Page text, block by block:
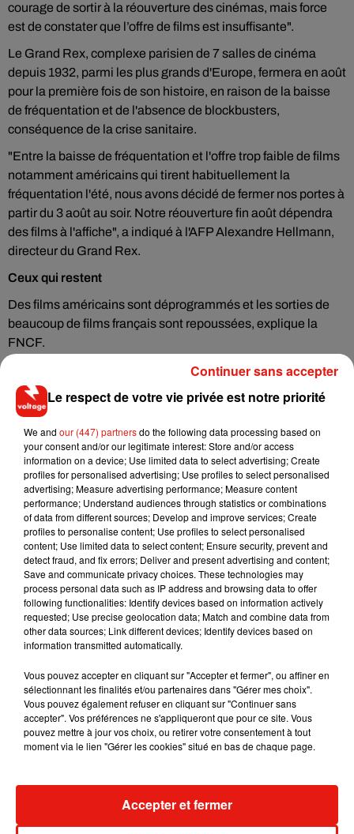
courage de sortir à la réouverture des cinémas, mais force
est de constater que l’offre de films est insuffisante".
Le Grand Rex, complexe parisien de 7 salles de cinéma
depuis 1932, parmi les plus grands d'Europe, fermera en août
pour la première fois de son histoire, en raison de la baisse
de fréquentation et de l'absence de blockbusters,
conséquence de la crise sanitaire.
"Entre la baisse de fréquentation et l'offre trop faible de films
notamment américains qui tirent habituellement la
fréquentation l'été, nous avons décidé de fermer nos portes à
partir du 3 août au soir. Notre réouverture fin août dépendra
des films à l'affiche", a indiqué à l'AFP Alexandre Hellmann,
directeur du Grand Rex.
Ceux qui restent
Des films américains sont déprogrammés et les sorties de
beaucoup de films français sont repoussées, explique la
FNCF.
Disney a annoncé jeudi le report sine die de son film à gros
budget
dessin animé. En revanche, plusieurs fois reporté,
Christopher Nolan, sur lequel comptent les exploitants de
salle pour faire redémarrer la fréquentation, sortira dans
plusieurs pays dont la France le 26 août.
Les cinémas demandent une prolongation de l’exonération
des charges sociales et du chômage partiel, des mesures sur
les loyers, une renégociation des frais bancaires mais
également des mesures sectorielles, sur lesquelles
travaillent la FNCF et le CNC.
Musique
RÜFÜS DU SOL annonce un nouvel
album après sa tournée mondiale
Angèle et Amélie Lens dévoilent leur
Le respect de votre vie privée est notre priorité
We and our (447) partnersdo the following data processing based on
your consent and/or our legitimate interest: Store and/or access
information on a device; Use limited data to select advertising; Create
profiles for personalised advertising; Use profiles to select personalised
advertising; Measure advertising performance; Measure content
performance; Understand audiences through statistics or combinations
of data from different sources; Develop and improve services; Create
profiles to personalise content; Use profiles to select personalised
content; Use limited data to select content; Ensure security, prevent and
detect fraud, and fix errors; Deliver and present advertising and content;
Save and communicate privacy choices. These technologies may
process personal data such as IP address and browsing data to offer
following functionalities: Identify devices based on information actively
requested; Use precise geolocation data; Match and combine data from
other data sources; Link different devices; Identify devices based on
information transmitted automatically.
Vous pouvez accepter en cliquant sur "Accepter et fermer", ou affiner en
sélectionnant les finalités et/ou partenaires dans "Gérer mes choix".
Vous pouvez également refuser en cliquant sur "Continuer sans
accepter". Vos préférences ne s'appliqueront que pour ce site. Vous
pouvez mettre à jour vos choix, ou retirer votre consentement à tout
moment via le lien "Gérer les cookies" situé en bas de chaque page.
Accepter et fermer
Continuer sans accepter